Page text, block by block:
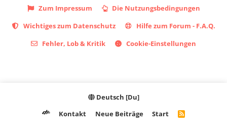
Zum Impressum
Die Nutzungsbedingungen
Wichtiges zum Datenschutz
Hilfe zum Forum - F.A.Q.
Fehler, Lob & Kritik
Cookie-Einstellungen
Deutsch [Du]
Kontakt
Neue Beiträge Start
R